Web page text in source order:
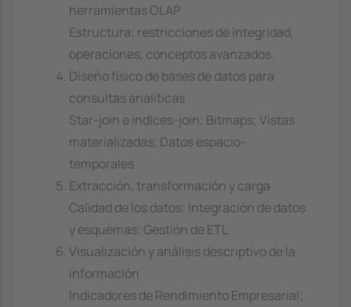
herramientas OLAP
Estructura; restricciones de integridad,
operaciones, conceptos avanzados.
Diseño físico de bases de datos para
consultas analiticas
Star-join e indices-join; Bitmaps; Vistas
materializadas; Datos espacio-
temporales
Extracción, transformación y carga
Calidad de los datos; Integración de datos
y esquemas; Gestión de ETL
Visualización y análisis descriptivo de la
información
Indicadores de Rendimiento Empresarial;